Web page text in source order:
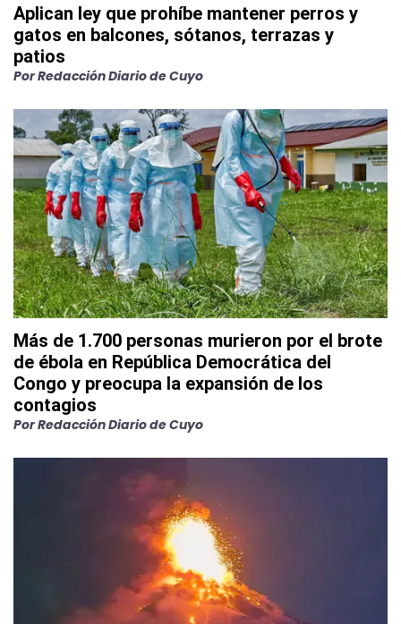
Aplican ley que prohíbe mantener perros y
gatos en balcones, sótanos, terrazas y
patios
PorRedacción Diario de Cuyo
Más de 1.700 personas murieron por el brote
de ébola en República Democrática del
Congo y preocupa la expansión de los
contagios
PorRedacción Diario de Cuyo